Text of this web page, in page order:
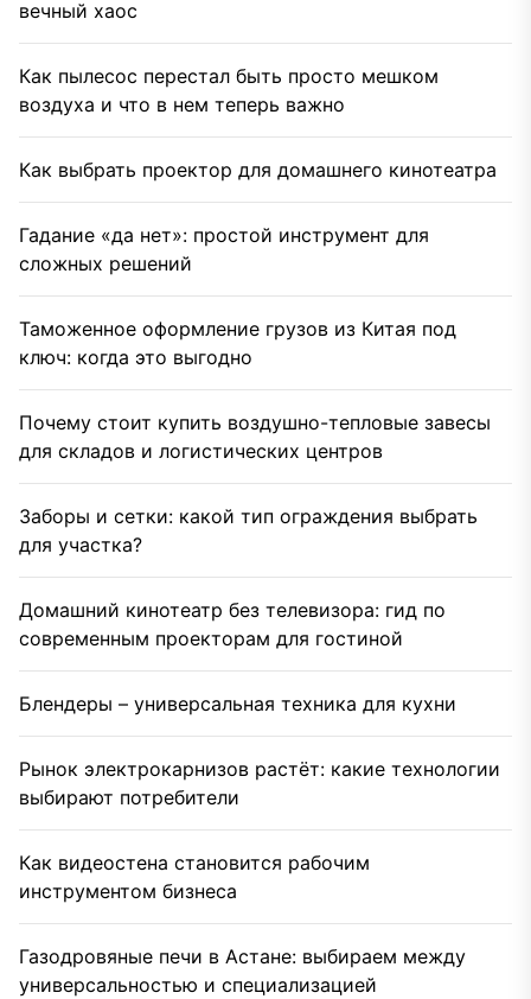
вечный хаос
Как пылесос перестал быть просто мешком
воздуха и что в нем теперь важно
Как выбрать проектор для домашнего кинотеатра
Гадание «да нет»: простой инструмент для
сложных решений
Таможенное оформление грузов из Китая под
ключ: когда это выгодно
Почему стоит купить воздушно-тепловые завесы
для складов и логистических центров
Заборы и сетки: какой тип ограждения выбрать
для участка?
Домашний кинотеатр без телевизора: гид по
современным проекторам для гостиной
Блендеры – универсальная техника для кухни
Рынок электрокарнизов растёт: какие технологии
выбирают потребители
Как видеостена становится рабочим
инструментом бизнеса
Газодровяные печи в Астане: выбираем между
универсальностью и специализацией